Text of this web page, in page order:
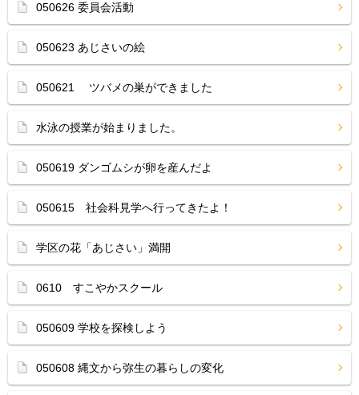
050626 委員会活動
050623 あじさいの絵
050621 ツバメの巣ができました
水泳の授業が始まりました。
050619 ダンゴムシが卵を産んだよ
050615 社会科見学へ行ってきたよ！
学区の花「あじさい」満開
0610 すこやかスクール
050609 学校を探検しよう
050608 縄文から弥生の暮らしの変化